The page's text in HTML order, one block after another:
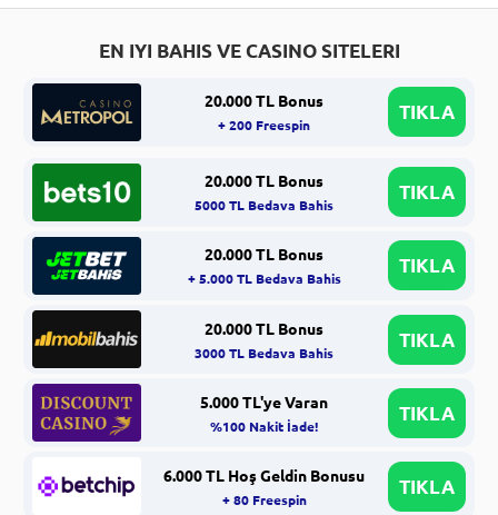
EN IYI BAHIS VE CASINO SITELERI
20.000 TL Bonus
+ 200 Freespin
TIKLA
20.000 TL Bonus
5000 TL Bedava Bahis
TIKLA
20.000 TL Bonus
+ 5.000 TL Bedava Bahis
TIKLA
20.000 TL Bonus
3000 TL Bedava Bahis
TIKLA
5.000 TL'ye Varan
%100 Nakit İade!
TIKLA
6.000 TL Hoş Geldin Bonusu
+ 80 Freespin
TIKLA